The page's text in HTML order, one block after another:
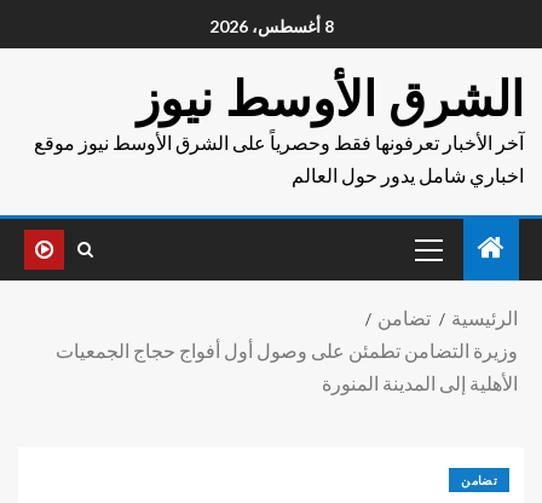
8 أغسطس، 2026
الشرق الأوسط نيوز
آخر الأخبار تعرفونها فقط وحصرياً على الشرق الأوسط نيوز موقع
اخباري شامل يدور حول العالم
الرئيسية
تضامن
وزيرة التضامن تطمئن على وصول أول أفواج حجاج الجمعيات
الأهلية إلى المدينة المنورة
تضامن